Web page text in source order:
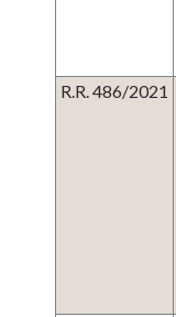
R.R. 486/2021